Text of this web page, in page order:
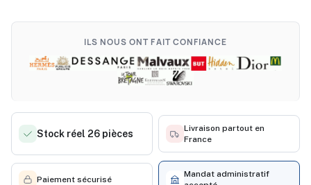
ILS NOUS ONT FAIT CONFIANCE
Stock réel 26 pièces
Livraison partout en
France
Paiement sécurisé
Mandat administratif